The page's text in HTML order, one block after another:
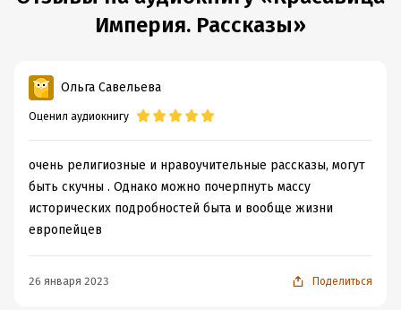
Империя. Рассказы»
Ольга Савельева
Оценил аудиокнигу
очень религиозные и нравоучительные рассказы, могут
быть скучны . Однако можно почерпнуть массу
исторических подробностей быта и вообще жизни
европейцев
26 января 2023 Поделиться